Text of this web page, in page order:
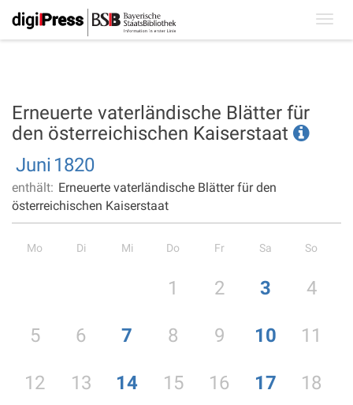
Erneuerte vaterländische Blätter für
den österreichischen Kaiserstaat
Juni 1820
enthält: Erneuerte vaterländische Blätter für den
österreichischen Kaiserstaat
Mo Di Mi Do Fr Sa So
1 2 3 4
5 6 7 8 9 10 11
12 13 14 15 16 17 18